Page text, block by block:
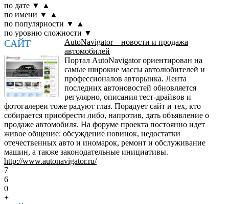
по дате ▼
▲
по имени ▼
▲
по популярности ▼
▲
по уровню сложности ▼
САЙТ
AutoNavigator – новости и продажа
автомобилей
Портал AutoNavigator ориентирован на
самые широкие массы автолюбителей и
профессионалов авторынка. Лента
последних автоновостей обновляется
регулярно, описания тест-драйвов и
фотогалереи тоже радуют глаз. Порадует сайт и тех, кто
собирается приобрести либо, напротив, дать объявление о
продаже автомобиля. На форуме проекта постоянно идет
живое общение: обсуждение новинок, недостатки
отечественных авто и иномарок, ремонт и обслуживание
машин, а также законодательные инициативы.
http://www.autonavigator.ru/
7
6
0
+